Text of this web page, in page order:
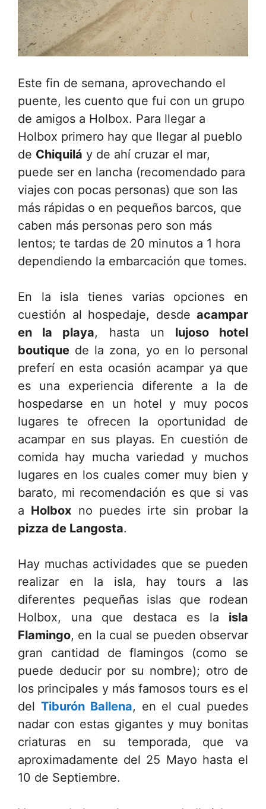
Este fin de semana, aprovechando el
puente, les cuento que fui con un grupo
de amigos a Holbox. Para llegar a
Holbox primero hay que llegar al pueblo
de Chiquilá y de ahí cruzar el mar,
puede ser en lancha (recomendado para
viajes con pocas personas) que son las
más rápidas o en pequeños barcos, que
caben más personas pero son más
lentos; te tardas de 20 minutos a 1 hora
dependiendo la embarcación que tomes.
En la isla tienes varias opciones en
cuestión al hospedaje, desde acampar
en la playa, hasta un lujoso hotel
boutique de la zona, yo en lo personal
preferí en esta ocasión acampar ya que
es una experiencia diferente a la de
hospedarse en un hotel y muy pocos
lugares te ofrecen la oportunidad de
acampar en sus playas. En cuestión de
comida hay mucha variedad y muchos
lugares en los cuales comer muy bien y
barato, mi recomendación es que si vas
a Holbox no puedes irte sin probar la
pizza de Langosta.
Hay muchas actividades que se pueden
realizar en la isla, hay tours a las
diferentes pequeñas islas que rodean
Holbox, una que destaca es la isla
Flamingo, en la cual se pueden observar
gran cantidad de flamingos (como se
puede deducir por su nombre); otro de
los principales y más famosos tours es el
del Tiburón Ballena, en el cual puedes
nadar con estas gigantes y muy bonitas
criaturas en su temporada, que va
aproximadamente del 25 Mayo hasta el
10 de Septiembre.